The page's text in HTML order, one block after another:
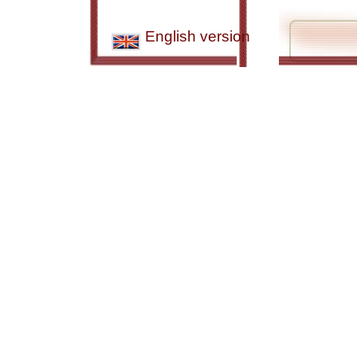
English version